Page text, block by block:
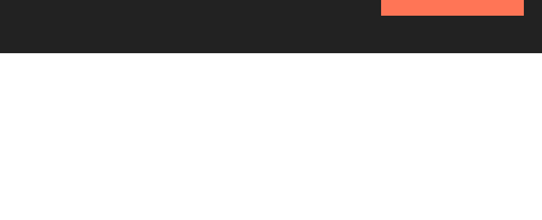
Bis Donnerstag: 20% Rabatt auf alle Bilder